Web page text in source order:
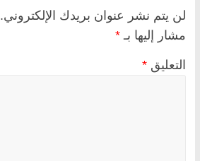
لن يتم نشر عنوان بريدك الإلكتروني.
مشار إليها بـ *
التعليق *